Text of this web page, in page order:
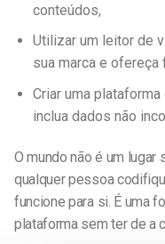
conteúdos,
Utilizar um leitor de
sua marca e
Criar uma
inclua dados não
O mundo não é um
qualquer pessoa
funcione para si. É uma
plataforma sem ter de a